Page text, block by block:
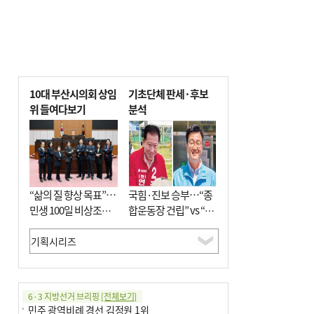
10대 부산시의회 상임
위 들여다보기
“삶의 질 향상 목표”…
민생 100일 비상조치
면밀 심사
기초단체 판세·후보
분석
국힘·진보 승부…“종
합운동장 건립” vs “출
근 공공버스 도입”
6·3 지방선거 브리핑 [전체보기]
민주 광역비례 경선 김정원 1위